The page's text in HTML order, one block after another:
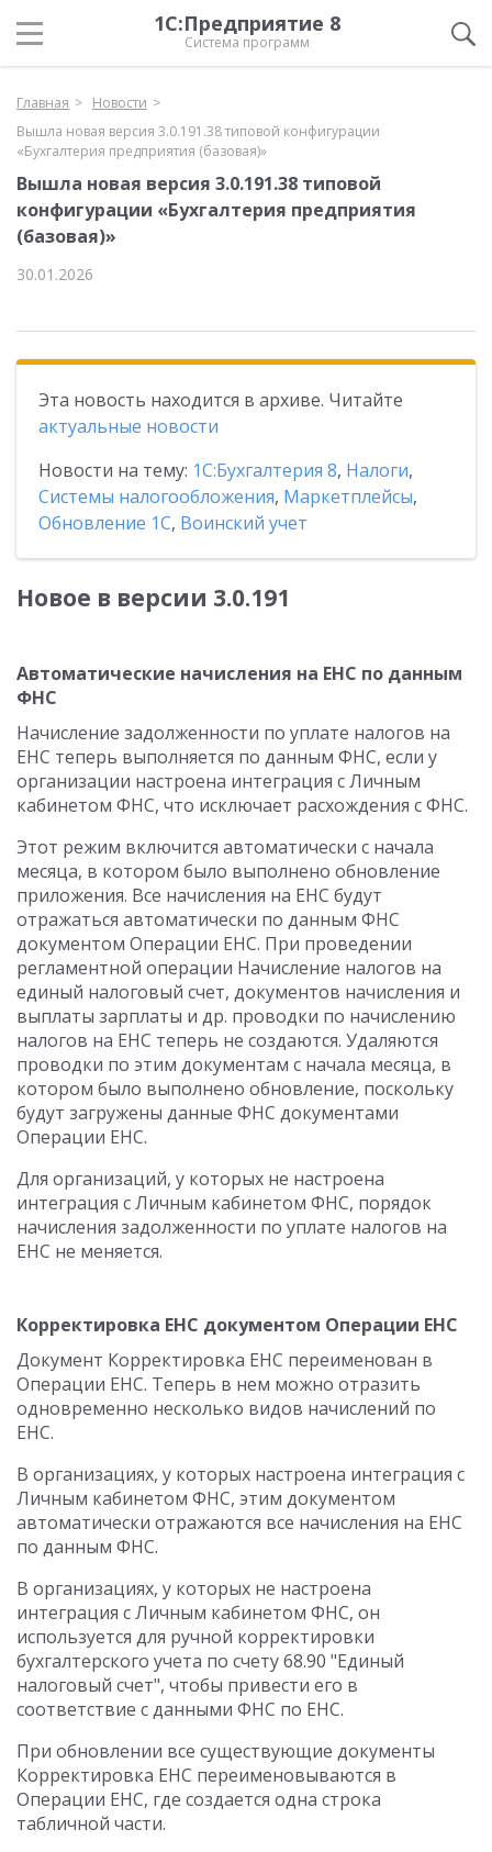
1С:Предприятие 8
Система программ
Главная
Новости
Вышла новая версия 3.0.191.38 типовой конфигурации
«Бухгалтерия предприятия (базовая)»
Вышла новая версия 3.0.191.38 типовой
конфигурации «Бухгалтерия предприятия
(базовая)»
30.01.2026
Эта новость находится в архиве. Читайте
актуальные новости
Новости на тему: 1С:Бухгалтерия 8, Налоги,
Системы налогообложения, Маркетплейсы,
Обновление 1С, Воинский учет
Новое в версии 3.0.191
Автоматические начисления на ЕНС по данным
ФНС
Начисление задолженности по уплате налогов на
ЕНС теперь выполняется по данным ФНС, если у
организации настроена интеграция с Личным
кабинетом ФНС, что исключает расхождения с ФНС.
Этот режим включится автоматически с начала
месяца, в котором было выполнено обновление
приложения. Все начисления на ЕНС будут
отражаться автоматически по данным ФНС
документом Операции ЕНС. При проведении
регламентной операции Начисление налогов на
единый налоговый счет, документов начисления и
выплаты зарплаты и др. проводки по начислению
налогов на ЕНС теперь не создаются. Удаляются
проводки по этим документам с начала месяца, в
котором было выполнено обновление, поскольку
будут загружены данные ФНС документами
Операции ЕНС.
Для организаций, у которых не настроена
интеграция с Личным кабинетом ФНС, порядок
начисления задолженности по уплате налогов на
ЕНС не меняется.
Корректировка ЕНС документом Операции ЕНС
Документ Корректировка ЕНС переименован в
Операции ЕНС. Теперь в нем можно отразить
одновременно несколько видов начислений по
ЕНС.
В организациях, у которых настроена интеграция с
Личным кабинетом ФНС, этим документом
автоматически отражаются все начисления на ЕНС
по данным ФНС.
В организациях, у которых не настроена
интеграция с Личным кабинетом ФНС, он
используется для ручной корректировки
бухгалтерского учета по счету 68.90 "Единый
налоговый счет", чтобы привести его в
соответствие с данными ФНС по ЕНС.
При обновлении все существующие документы
Корректировка ЕНС переименовываются в
Операции ЕНС, где создается одна строка
табличной части.